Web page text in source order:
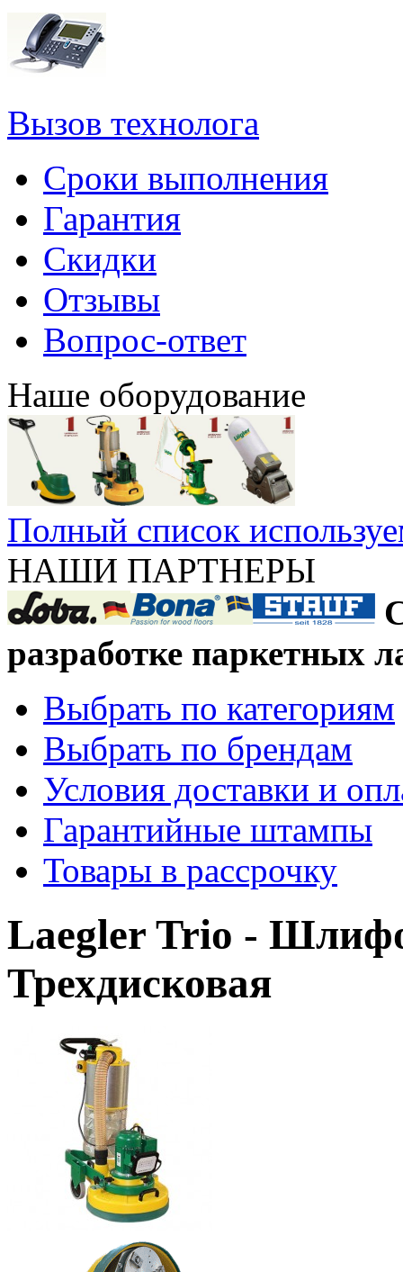
Вызов технолога
Сроки выполнения
Гарантия
Скидки
Отзывы
Вопрос-ответ
Наше оборудование
Полный список
НАШИ ПАРТНЕРЫ
разработке паркетных
Выбрать по категориям
Выбрать по брендам
Условия доставки и
Гарантийные штампы
Товары в рассрочку
Laegler Trio -
Трехдисковая